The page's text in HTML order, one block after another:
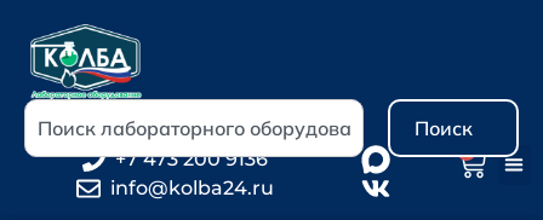
Поиск
+7 473 200 9136
info@kolba24.ru